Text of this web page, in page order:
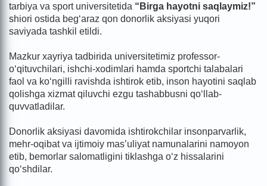
tarbiya va sport universitetida “Birga hayotni saqlaymiz!”
shiori ostida beg‘araz qon donorlik aksiyasi yuqori
saviyada tashkil etildi.
Mazkur xayriya tadbirida universitetimiz professor-
o‘qituvchilari, ishchi-xodimlari hamda sportchi talabalari
faol va ko‘ngilli ravishda ishtirok etib, inson hayotini saqlab
qolishga xizmat qiluvchi ezgu tashabbusni qo‘llab-
quvvatladilar.
Donorlik aksiyasi davomida ishtirokchilar insonparvarlik,
mehr-oqibat va ijtimoiy mas’uliyat namunalarini namoyon
etib, bemorlar salomatligini tiklashga o‘z hissalarini
qo‘shdilar.